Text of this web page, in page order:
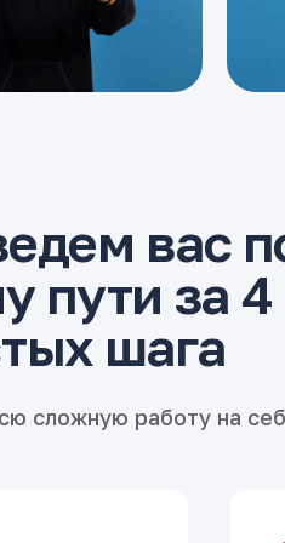
вас
пути за 4
шага
сложную работу на